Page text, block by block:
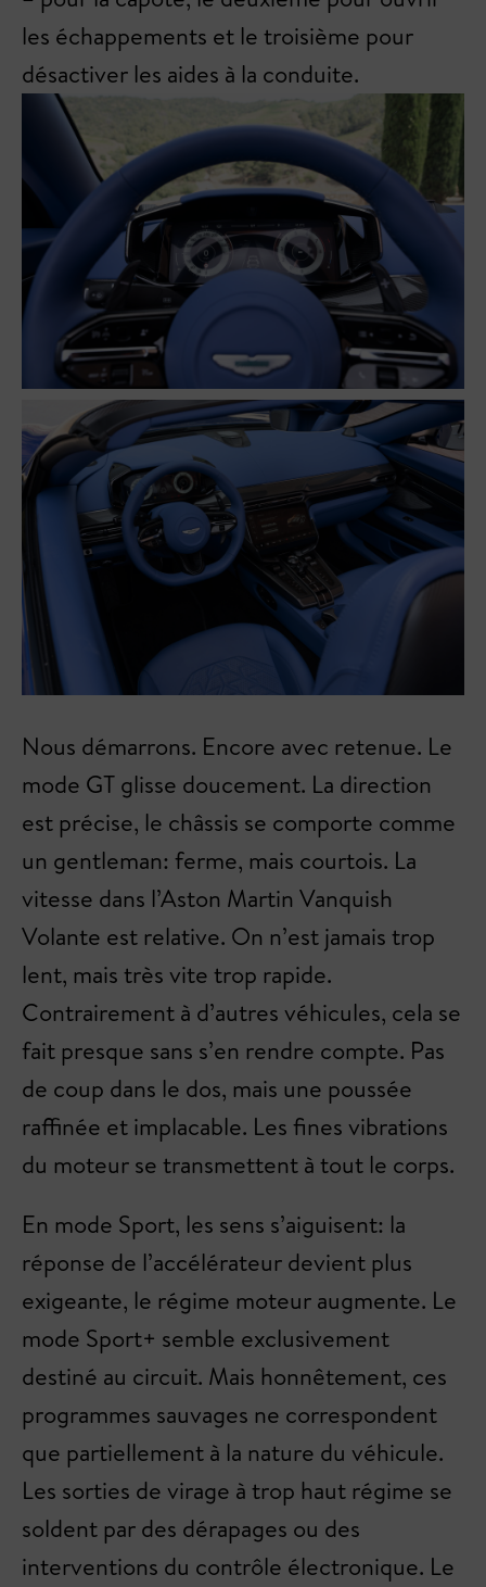
les échappements et le troisième pour
désactiver les aides à la conduite.
Nous démarrons. Encore avec retenue. Le
mode GT glisse doucement. La direction
est précise, le châssis se comporte comme
un gentleman: ferme, mais courtois. La
vitesse dans l’Aston Martin Vanquish
Volante est relative. On n’est jamais trop
lent, mais très vite trop rapide.
Contrairement à d’autres véhicules, cela se
fait presque sans s’en rendre compte. Pas
de coup dans le dos, mais une poussée
raffinée et implacable. Les fines vibrations
du moteur se transmettent à tout le corps.
En mode Sport, les sens s’aiguisent: la
réponse de l’accélérateur devient plus
exigeante, le régime moteur augmente. Le
mode Sport+ semble exclusivement
destiné au circuit. Mais honnêtement, ces
programmes sauvages ne correspondent
que partiellement à la nature du véhicule.
Les sorties de virage à trop haut régime se
soldent par des dérapages ou des
interventions du contrôle électronique. Le